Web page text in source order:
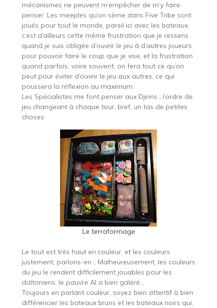
mécanismes ne peuvent m’empêcher de m’y faire
penser. Les meeples qu’on sème dans Five Tribe sont
joués pour tout le monde, pareil ici avec les bateaux,
c’est d’ailleurs cette même frustration que je ressens
quand je suis obligée d’ouvrir le jeu à d’autres joueurs
pour pouvoir faire le coup que je vise, et la frustration
quand parfois, voire souvent, on fera tout ce qu’on
peut pour éviter d’ouvrir le jeu aux autres, ce qui
poussera la réflexion au maximum.
Les Spécialistes me font penser aux Djinns ; l’ordre de
jeu changeant à chaque tour, bref, un tas de petites
choses.
Le terraformage
Le tout est très haut en couleur, et les couleurs
justement, parlons-en… Malheureusement, les couleurs
du jeu le rendent difficilement jouables pour les
daltoniens, le pauvre Al a bien galéré…
Toujours en parlant couleur, soyez bien attentif à bien
différencier les bateaux bruns et les bateaux noirs qui,